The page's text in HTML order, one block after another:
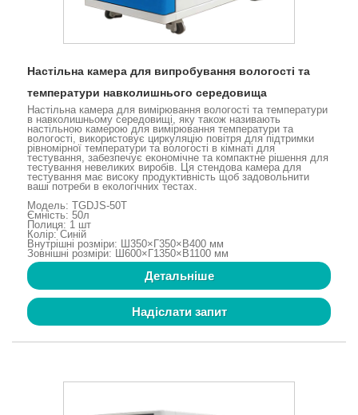
Настільна камера для випробування вологості та
температури навколишнього середовища
Настільна камера для вимірювання вологості та температури
в навколишньому середовищі, яку також називають
настільною камерою для вимірювання температури та
вологості, використовує циркуляцію повітря для підтримки
рівномірної температури та вологості в кімнаті для
тестування, забезпечує економічне та компактне рішення для
тестування невеликих виробів. Ця стендова камера для
тестування має високу продуктивність щоб задовольнити
ваші потреби в екологічних тестах.
Модель: TGDJS-50T
Ємність: 50л
Полиця: 1 шт
Колір: Синій
Внутрішні розміри: Ш350×Г350×В400 мм
Зовнішні розміри: Ш600×Г1350×В1100 мм
Детальніше
Надіслати запит